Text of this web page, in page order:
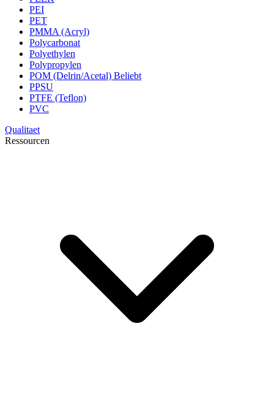
PEI
PET
PMMA (Acryl)
Polycarbonat
Polyethylen
Polypropylen
POM (Delrin/Acetal) Beliebt
PPSU
PTFE (Teflon)
PVC
Qualitaet
Ressourcen